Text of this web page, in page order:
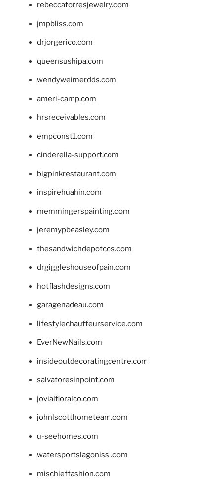
rebeccatorresjewelry.com
jmpbliss.com
drjorgerico.com
queensushipa.com
wendyweimerdds.com
ameri-camp.com
hrsreceivables.com
empconst1.com
cinderella-support.com
bigpinkrestaurant.com
inspirehuahin.com
memmingerspainting.com
jeremypbeasley.com
thesandwichdepotcos.com
drgiggleshouseofpain.com
hotflashdesigns.com
garagenadeau.com
lifestylechauffeurservice.com
EverNewNails.com
insideoutdecoratingcentre.com
salvatoresinpoint.com
jovialfloralco.com
johnlscotthometeam.com
u-seehomes.com
watersportslagonissi.com
mischieffashion.com